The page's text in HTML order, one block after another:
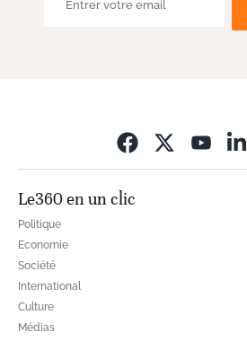
Le360 en un clic
Politique
Economie
Société
International
Culture
Médias